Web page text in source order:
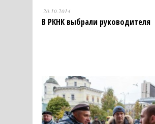
20.10.2014
В РКНК выбрали руководителя